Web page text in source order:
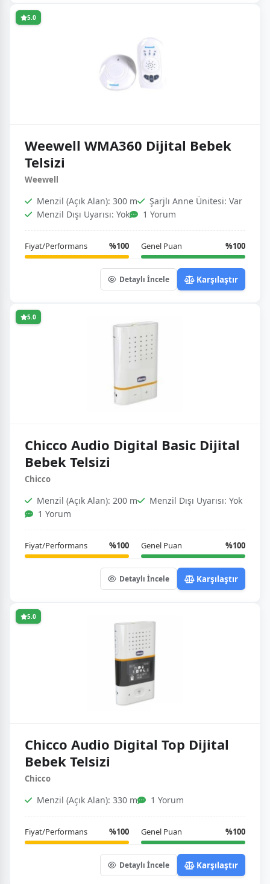
5.0
Weewell WMA360 Dijital Bebek
Telsizi
Weewell
Menzil (Açık Alan): 300 m
Şarjlı Anne Ünitesi: Var
Menzil Dışı Uyarısı: Yok
1 Yorum
Fiyat/Performans %100 Genel Puan %100
Detaylı İncele Karşılaştır
5.0
Chicco Audio Digital Basic Dijital
Bebek Telsizi
Chicco
Menzil (Açık Alan): 200 m
Menzil Dışı Uyarısı: Yok
1 Yorum
Fiyat/Performans %100 Genel Puan %100
Detaylı İncele Karşılaştır
5.0
Chicco Audio Digital Top Dijital
Bebek Telsizi
Chicco
Menzil (Açık Alan): 330 m 1 Yorum
Fiyat/Performans %100 Genel Puan %100
Detaylı İncele Karşılaştır